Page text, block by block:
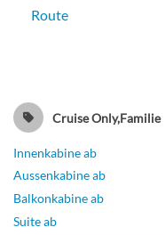
Route
Cruise Only,Familie
Innenkabine ab
Aussenkabine ab
Balkonkabine ab
Suite ab